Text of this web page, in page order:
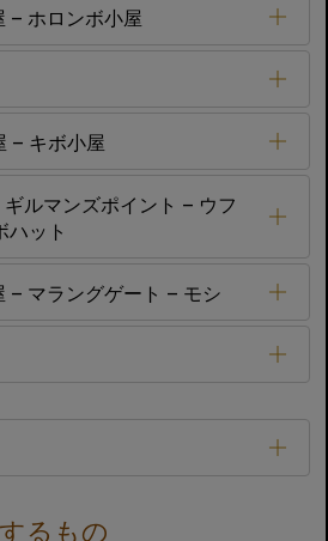
– ホロンボ小屋
– キボ小屋
ルマンズポイント – ウフ
ハット
– マラングゲート – モシ
るもの